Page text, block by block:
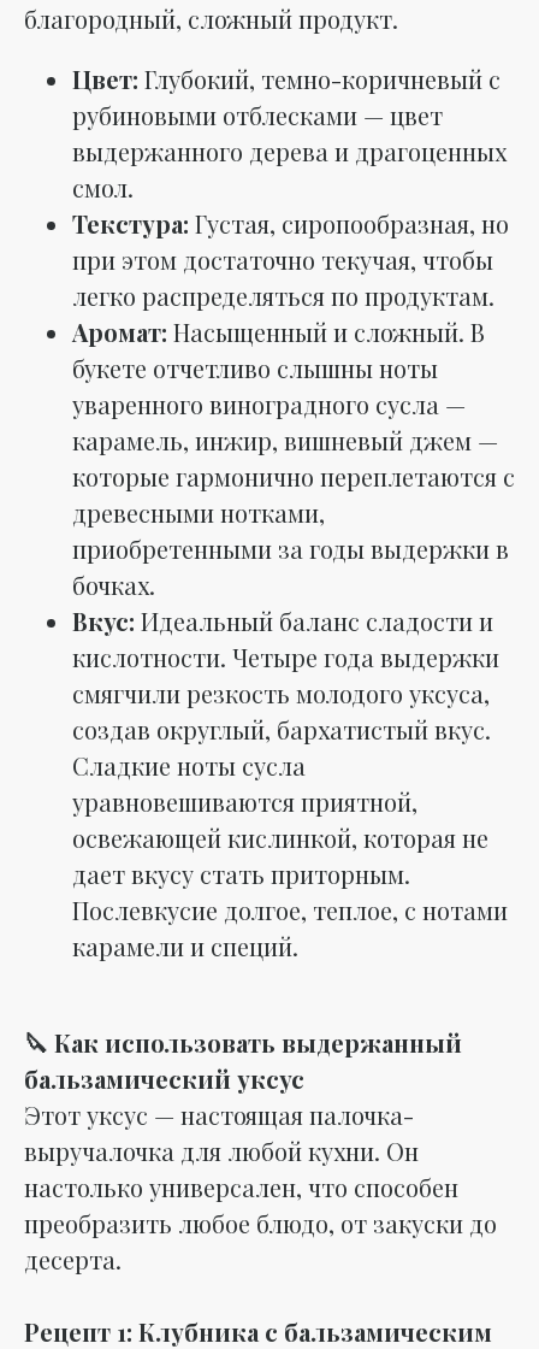
благородный, сложный продукт.
Цвет: Глубокий, темно-коричневый с
рубиновыми отблесками — цвет
выдержанного дерева и драгоценных
смол.
Текстура: Густая, сиропообразная, но
при этом достаточно текучая, чтобы
легко распределяться по продуктам.
Аромат: Насыщенный и сложный. В
букете отчетливо слышны ноты
уваренного виноградного сусла —
карамель, инжир, вишневый джем —
которые гармонично переплетаются с
древесными нотками,
приобретенными за годы выдержки в
бочках.
Вкус: Идеальный баланс сладости и
кислотности. Четыре года выдержки
смягчили резкость молодого уксуса,
создав округлый, бархатистый вкус.
Сладкие ноты сусла
уравновешиваются приятной,
освежающей кислинкой, которая не
дает вкусу стать приторным.
Послевкусие долгое, теплое, с нотами
карамели и специй.
🔪 Как использовать выдержанный
бальзамический уксус
Этот уксус — настоящая палочка-
выручалочка для любой кухни. Он
настолько универсален, что способен
преобразить любое блюдо, от закуски до
десерта.
Рецепт 1: Клубника с бальзамическим